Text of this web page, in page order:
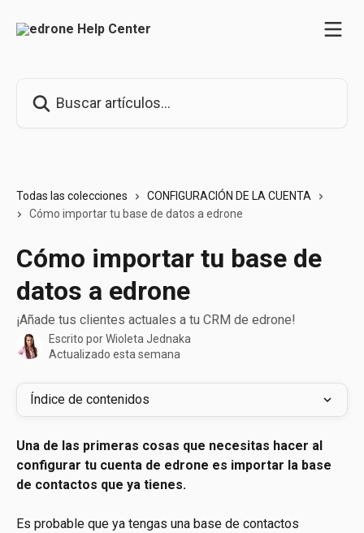
Todas las colecciones
CONFIGURACIÓN DE LA CUENTA
Cómo importar tu base de datos a edrone
Cómo importar tu base de
datos a edrone
¡Añade tus clientes actuales a tu CRM de edrone!
Escrito porWioleta Jednaka
Actualizado esta semana
Índice de contenidos
Una de las primeras cosas que necesitas hacer al
configurar tu cuenta de edrone es importar la base
de contactos que ya tienes.
Es probable que ya tengas una base de contactos